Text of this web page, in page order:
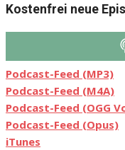
Kostenfrei neue
Podcast-Feed (MP3)
Podcast-Feed (M4A)
Podcast-Feed (OGG
Podcast-Feed (Opus)
iTunes